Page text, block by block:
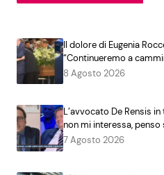
Il dolore di Eugenia
“Continueremo a
8 Agosto 2026
L’avvocato De Rensis
non mi interessa, penso
7 Agosto 2026